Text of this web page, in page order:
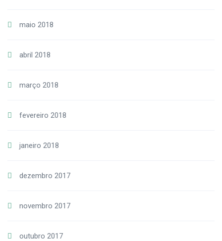
maio 2018
abril 2018
março 2018
fevereiro 2018
janeiro 2018
dezembro 2017
novembro 2017
outubro 2017